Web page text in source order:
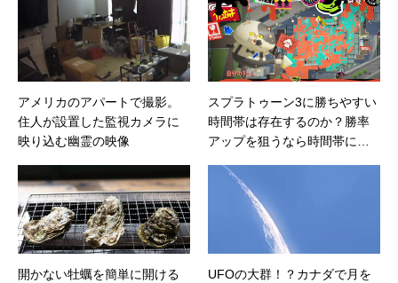
など専門用語にも強い
アメリカのアパートで撮影。
住人が設置した監視カメラに
映り込む幽霊の映像
スプラトゥーン3に勝ちやすい
時間帯は存在するのか？勝率
アップを狙うなら時間帯にも
開かない牡蠣を簡単に開ける
UFOの大群！？カナダで月を